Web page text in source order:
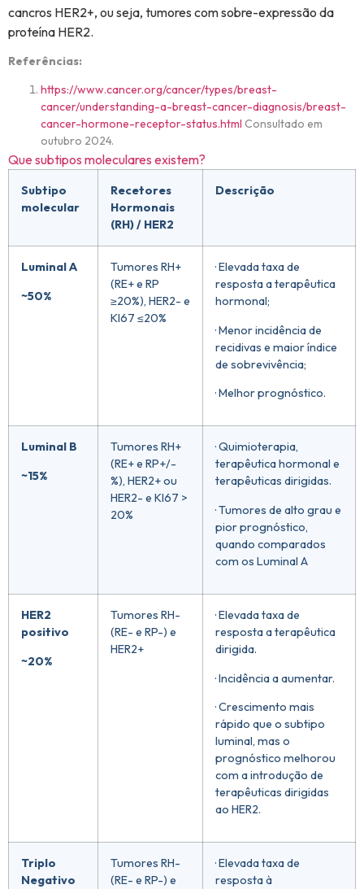
cancros HER2+, ou seja, tumores com sobre-expressão da
proteína HER2.
Referências:
https://www.cancer.org/cancer/types/breast-
cancer/understanding-a-breast-cancer-diagnosis/breast-
cancer-hormone-receptor-status.html Consultado em
outubro 2024.
Que subtipos moleculares existem?
Subtipo
molecular
Recetores
Hormonais
(RH) / HER2
Descrição
Luminal A
~50%
Tumores RH+
(RE+ e RP
≥20%), HER2- e
KI67 ≤20%
· Elevada taxa de
resposta a terapêutica
hormonal;
· Menor incidência de
recidivas e maior índice
de sobrevivência;
· Melhor prognóstico.
Luminal B
~15%
Tumores RH+
(RE+ e RP+/-
%), HER2+ ou
HER2- e KI67 >
20%
· Quimioterapia,
terapêutica hormonal e
terapêuticas dirigidas.
· Tumores de alto grau e
pior prognóstico,
quando comparados
com os Luminal A
HER2
positivo
~20%
Tumores RH-
(RE- e RP-) e
HER2+
· Elevada taxa de
resposta a terapêutica
dirigida.
· Incidência a aumentar.
· Crescimento mais
rápido que o subtipo
luminal, mas o
prognóstico melhorou
com a introdução de
terapêuticas dirigidas
ao HER2.
Triplo
Negativo
Tumores RH-
(RE- e RP-) e
· Elevada taxa de
resposta à